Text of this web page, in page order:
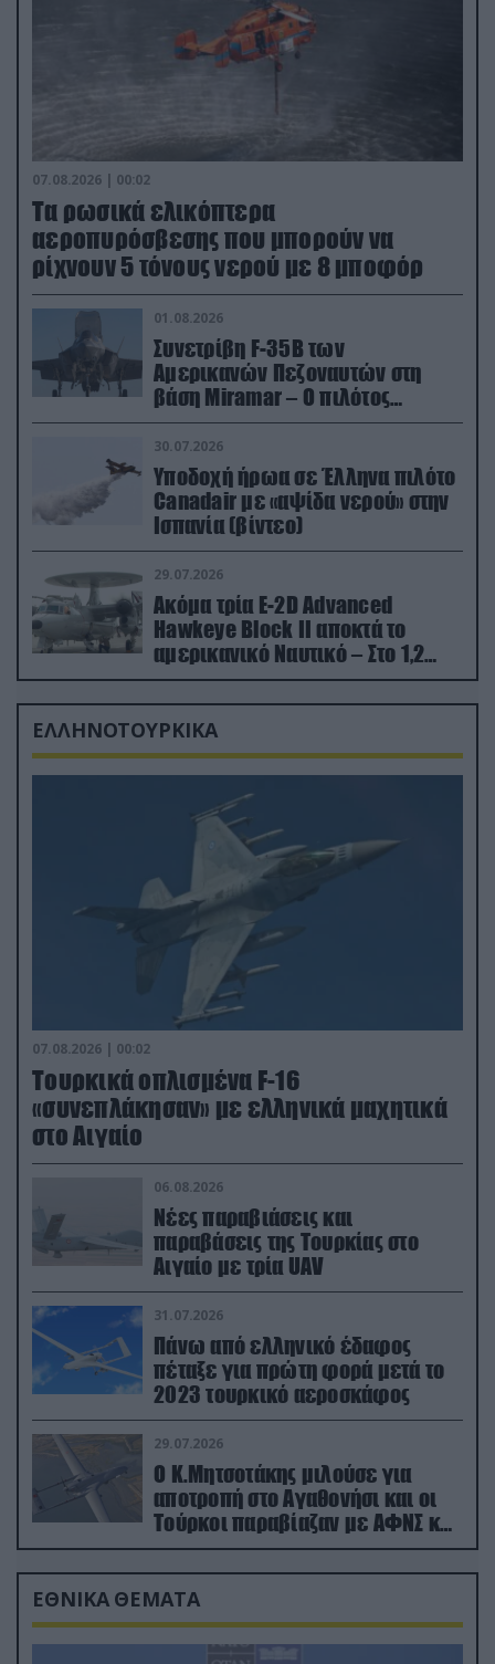
07.08.2026 | 00:02
Τα ρωσικά ελικόπτερα
αεροπυρόσβεσης που μπορούν να
ρίχνουν 5 τόνους νερού με 8 μποφόρ
01.08.2026
Συνετρίβη F-35B των
Αμερικανών Πεζοναυτών στη
βάση Miramar – Ο πιλότος
εκτινάχθηκε εγκαίρως
30.07.2026
Υποδοχή ήρωα σε Έλληνα πιλότο
Canadair με «αψίδα νερού» στην
Ισπανία (βίντεο)
29.07.2026
Ακόμα τρία E-2D Advanced
Hawkeye Block II αποκτά το
αμερικανικό Ναυτικό – Στο 1,2
δισ.δολάρια το κόστος
ΕΛΛΗΝΟΤΟΥΡΚΙΚΑ
07.08.2026 | 00:02
Τουρκικά οπλισμένα F-16
«συνεπλάκησαν» με ελληνικά μαχητικά
στο Αιγαίο
06.08.2026
Νέες παραβιάσεις και
παραβάσεις της Τουρκίας στο
Αιγαίο με τρία UAV
31.07.2026
Πάνω από ελληνικό έδαφος
πέταξε για πρώτη φορά μετά το
2023 τουρκικό αεροσκάφος
29.07.2026
Ο Κ.Μητσοτάκης μιλούσε για
αποτροπή στο Αγαθονήσι και οι
Τούρκοι παραβίαζαν με ΑΦΝΣ και
drone
ΕΘΝΙΚΑ ΘΕΜΑΤΑ